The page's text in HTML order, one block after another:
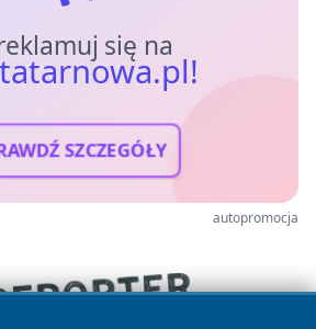
się na
SZCZEGÓŁY
autopromocja